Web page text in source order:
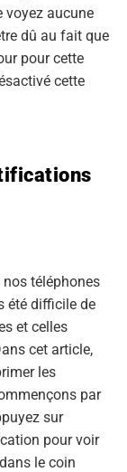
voyez aucune
dû au fait que
pour cette
cette
téléphones
été difficile de
et celles
cet article,
les
par
sur
pour voir
le coin